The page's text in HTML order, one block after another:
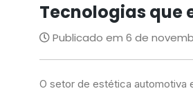
Tecnologias que
Publicado em 6 de
O setor de estética automotiva